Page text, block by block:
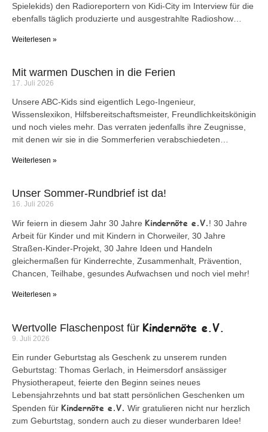
Spielekids) den Radioreportern von Kidi-City im Interview für die
ebenfalls täglich produzierte und ausgestrahlte Radioshow…
Weiterlesen »
Mit warmen Duschen in die Ferien
17. Juli 2026
Unsere ABC-Kids sind eigentlich Lego-Ingenieur,
Wissenslexikon, Hilfsbereitschaftsmeister, Freundlichkeitskönigin
und noch vieles mehr. Das verraten jedenfalls ihre Zeugnisse,
mit denen wir sie in die Sommerferien verabschiedeten…
Weiterlesen »
Unser Sommer-Rundbrief ist da!
16. Juli 2026
Wir feiern in diesem Jahr 30 Jahre Kindernöte e.V.! 30 Jahre
Arbeit für Kinder und mit Kindern in Chorweiler, 30 Jahre
Straßen-Kinder-Projekt, 30 Jahre Ideen und Handeln
gleichermaßen für Kinderrechte, Zusammenhalt, Prävention,
Chancen, Teilhabe, gesundes Aufwachsen und noch viel mehr!
Weiterlesen »
Wertvolle Flaschenpost für Kindernöte e.V.
9. Juli 2026
Ein runder Geburtstag als Geschenk zu unserem runden
Geburtstag: Thomas Gerlach, in Heimersdorf ansässiger
Physiotherapeut, feierte den Beginn seines neues
Lebensjahrzehnts und bat statt persönlichen Geschenken um
Spenden für Kindernöte e.V. Wir gratulieren nicht nur herzlich
zum Geburtstag, sondern auch zu dieser wunderbaren Idee!